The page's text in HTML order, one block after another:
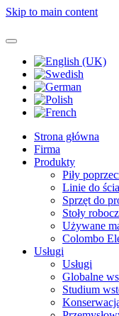
Skip to main content
Strona główna
Firma
Produkty
Piły
Linie do
Sprzęt do
Stoły
Używane
Colombo
Usługi
Usługi
Globalne
Studium